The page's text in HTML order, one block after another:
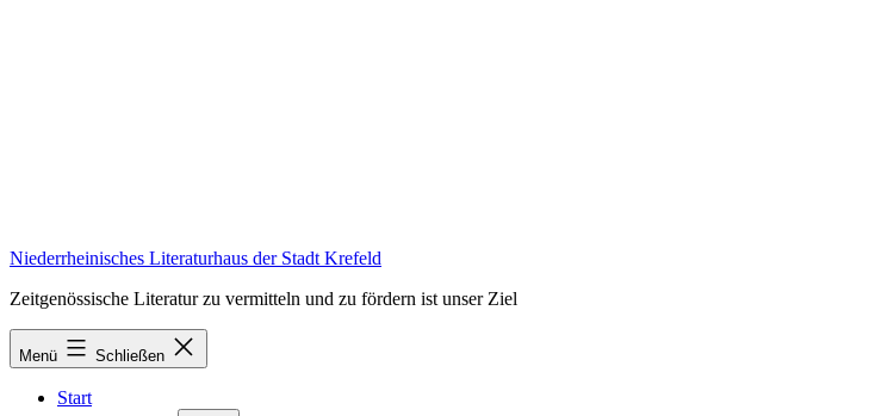
Niederrheinisches Literaturhaus der Stadt Krefeld
Zeitgenössische Literatur zu vermitteln und zu fördern ist unser Ziel
Menü Schließen
Start